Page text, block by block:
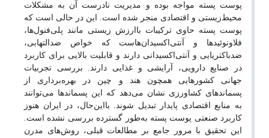
پوست پسته مواجه بوده و مدیریت نادرست آن به مشکلات
محیط‌زیستی و اقتصادی منجر شده است. این در حالی است که
پوست پسته حاوی ترکیبات باارزش زیستی مانند پلی‌فنول‌ها،
فلاونوئیدها و آنتی‌اکسیدان‌هاست که خواص ضدالتهابی،
ضدباکتریایی و آنتی‌اکسیدانی دارند و قابلیت بالایی برای کاربرد
در صنایع دارویی، آرایشی و غذایی دارند. بررسی تجربیات
جهانی کشورهایی همچون هند و چین در بهره‌برداری از
پسماندهای کشاورزی نشان می‌دهد که این پسماندها می‌توانند
به منابع اقتصادی پایدار تبدیل شوند. بااین‌حال، در ایران هنوز
کاربرد صنعتی پوست پسته به‌طور گسترده بررسی نشده است.
این تحقیق با مرور جامع بر مطالعات قبلی، روش‌های مدرن